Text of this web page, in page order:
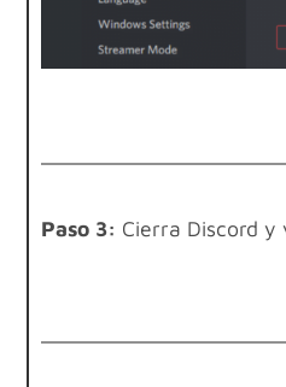
Paso 3: Cierra Discord